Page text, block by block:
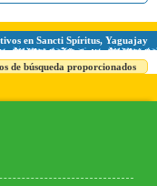
en Sancti Spíritus, Yaguajay
de búsqueda proporcionados